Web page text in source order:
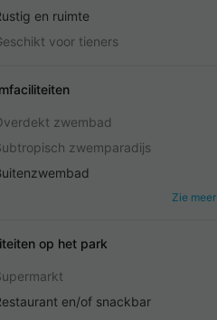
en ruimte
voor tieners
zwembad
zwemparadijs
Zie meer
op het park
en/of snackbar